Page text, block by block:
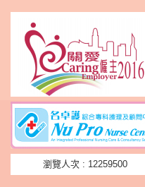
瀏覽人次 : 12259500